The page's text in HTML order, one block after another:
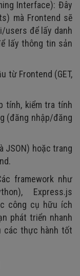
Interface): Đây
mà Frontend sẽ
users để lấy danh
lấy thông tin sản
từ Frontend (GET,
tính, kiểm tra tính
(đăng nhập/đăng
JSON) hoặc trang
framework như
Express.js
công cụ hữu ích
phát triển nhanh
các thực hành tốt